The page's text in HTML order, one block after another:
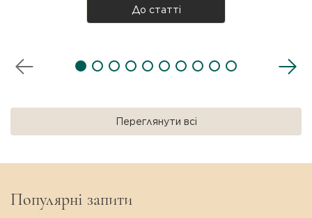
таке чокер насправді, звідки він узявся і як
носити? Розбираємося разом! Що таке чокер?
До статті
Переглянути всі
Популярні запити